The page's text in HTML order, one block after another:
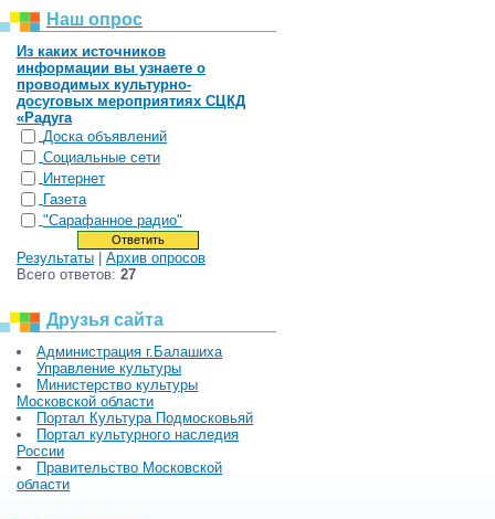
Наш опрос
Из каких источников
информации вы узнаете о
проводимых культурно-
досуговых мероприятиях СЦКД
«Радуга
Доска объявлений
Социальные сети
Интернет
Газета
"Сарафанное радио"
Результаты
Архив опросов
Всего ответов: 27
Друзья сайта
Администрация г.Балашиха
Управление культуры
Министерство культуры
Московской области
Портал Культура Подмосковьяй
Портал культурного наследия
России
Правительство Московской
области